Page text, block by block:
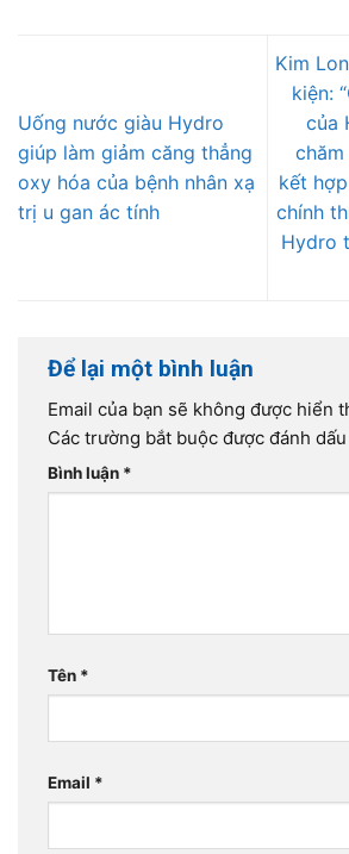
Uống nước giàu Hydro
giúp làm giảm căng thẳng
oxy hóa của bệnh nhân xạ
trị u gan ác tính
Kim
kiện:
của
kết
chính
Hydro
Để lại một bình luận
Email của bạn sẽ không được hiển
Các trường bắt buộc được đánh dấu
Bình luận *
Tên *
Email *